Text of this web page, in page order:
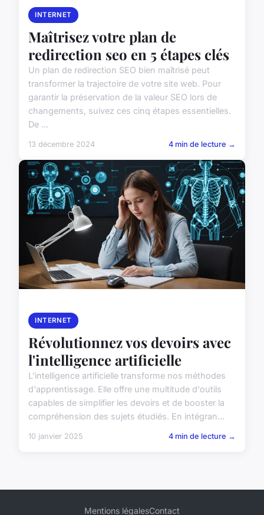
INTERNET
Maîtrisez votre plan de
redirection seo en 5 étapes clés
Un plan de redirection SEO bien maîtrisé peut
transformer la trajectoire de votre site web. Pour
garantir la préservation de la valeur SEO lors de
changements, suivez ces cinq étapes essentielles.
De ...
13 décembre 2024 4 min de lecture →
INTERNET
Révolutionnez vos devoirs avec
l'intelligence artificielle
L'intelligence artificielle transforme nos méthodes
d'apprentissage. Elle offre une multitude d'outils
capables de simplifier les devoirs et de booster la
compréhension des sujets étudiés. En intégran...
10 janvier 2025 4 min de lecture →
Mentions légalesContact